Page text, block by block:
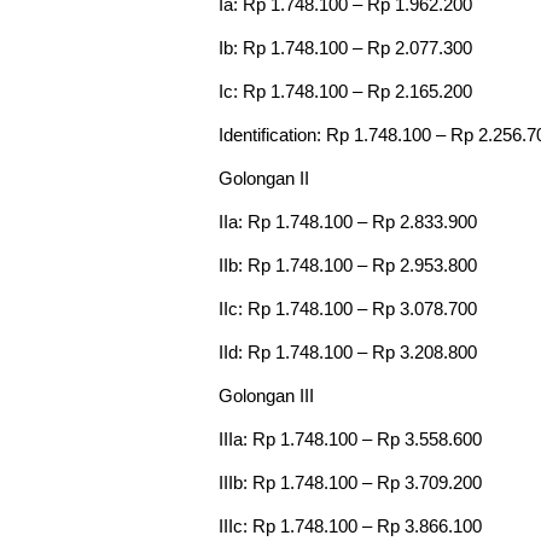
Ia: Rp 1.748.100 – Rp 1.962.200
Ib: Rp 1.748.100 – Rp 2.077.300
Ic: Rp 1.748.100 – Rp 2.165.200
Identification: Rp 1.748.100 – Rp
Golongan II
IIa: Rp 1.748.100 – Rp 2.833.900
IIb: Rp 1.748.100 – Rp 2.953.800
IIc: Rp 1.748.100 – Rp 3.078.700
IId: Rp 1.748.100 – Rp 3.208.800
Golongan III
IIIa: Rp 1.748.100 – Rp 3.558.600
IIIb: Rp 1.748.100 – Rp 3.709.200
IIIc: Rp 1.748.100 – Rp 3.866.100